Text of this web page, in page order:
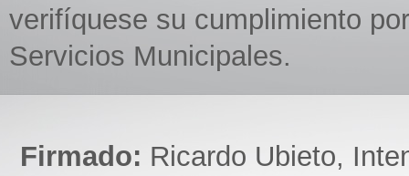
verifíquese su cumplimiento
Servicios Municipales.
Firmado: Ricardo Ubieto,